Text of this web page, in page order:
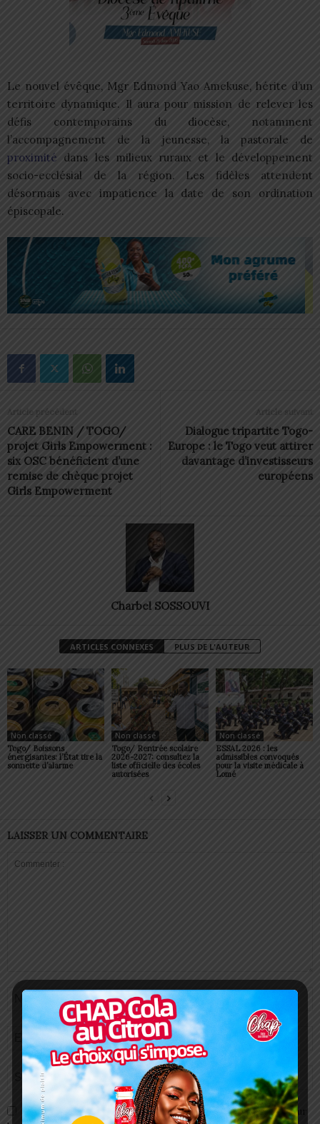
Le nouvel évêque, Mgr Edmond Yao Amekuse, hérite d’un
territoire dynamique. Il aura pour mission de relever les
défis contemporains du diocèse, notamment
l’accompagnement de la jeunesse, la pastorale de
proximité dans les milieux ruraux et le développement
socio-ecclésial de la région. Les fidèles attendent
désormais avec impatience la date de son ordination
épiscopale.
Article précédent
CARE BENIN / TOGO/
projet Girls Empowerment :
six OSC bénéficient d’une
remise de chèque projet
Girls Empowerment
Article suivant
Dialogue tripartite Togo-
Europe : le Togo veut attirer
davantage d’investisseurs
européens
Charbel SOSSOUVI
ARTICLES CONNEXES PLUS DE L'AUTEUR
Non classé
Togo/ Boissons
énergisantes: l’État tire la
sonnette d’alarme
Non classé
Togo/ Rentrée scolaire
2026-2027: consultez la
liste officielle des écoles
autorisées
Non classé
ESSAL 2026 : les
admissibles convoqués
pour la visite médicale à
Lomé
LAISSER UN COMMENTAIRE
Enregistrer mon nom, email et site web dans ce navigateur pour